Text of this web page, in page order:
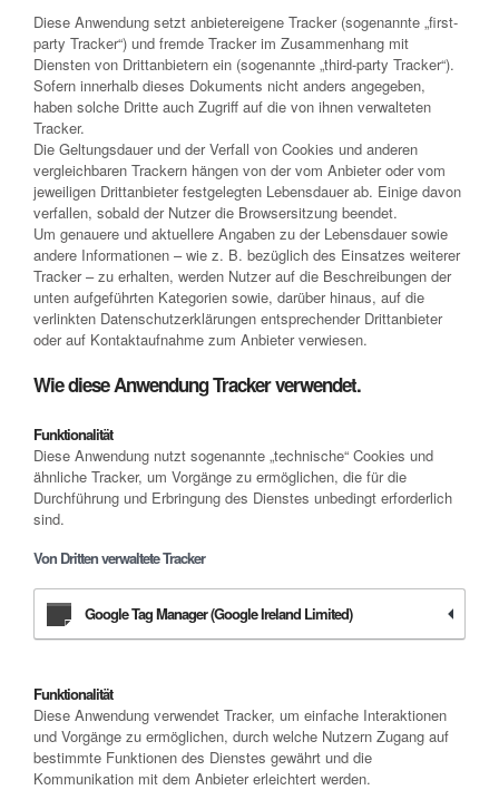
Diese Anwendung setzt anbietereigene Tracker (sogenannte „first-
party Tracker“) und fremde Tracker im Zusammenhang mit
Diensten von Drittanbietern ein (sogenannte „third-party Tracker“).
Sofern innerhalb dieses Dokuments nicht anders angegeben,
haben solche Dritte auch Zugriff auf die von ihnen verwalteten
Tracker.
Die Geltungsdauer und der Verfall von Cookies und anderen
vergleichbaren Trackern hängen von der vom Anbieter oder vom
jeweiligen Drittanbieter festgelegten Lebensdauer ab. Einige davon
verfallen, sobald der Nutzer die Browsersitzung beendet.
Um genauere und aktuellere Angaben zu der Lebensdauer sowie
andere Informationen – wie z. B. bezüglich des Einsatzes weiterer
Tracker – zu erhalten, werden Nutzer auf die Beschreibungen der
unten aufgeführten Kategorien sowie, darüber hinaus, auf die
verlinkten Datenschutzerklärungen entsprechender Drittanbieter
oder auf Kontaktaufnahme zum Anbieter verwiesen.
Wie diese Anwendung Tracker verwendet.
Funktionalität
Diese Anwendung nutzt sogenannte „technische“ Cookies und
ähnliche Tracker, um Vorgänge zu ermöglichen, die für die
Durchführung und Erbringung des Dienstes unbedingt erforderlich
sind.
Von Dritten verwaltete Tracker
Google Tag Manager (Google Ireland Limited)
Funktionalität
Diese Anwendung verwendet Tracker, um einfache Interaktionen
und Vorgänge zu ermöglichen, durch welche Nutzern Zugang auf
bestimmte Funktionen des Dienstes gewährt und die
Kommunikation mit dem Anbieter erleichtert werden.